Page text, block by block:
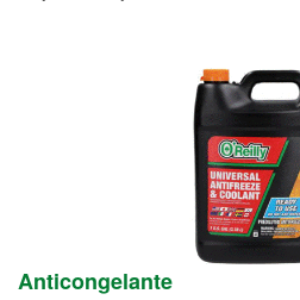
Anticongelante